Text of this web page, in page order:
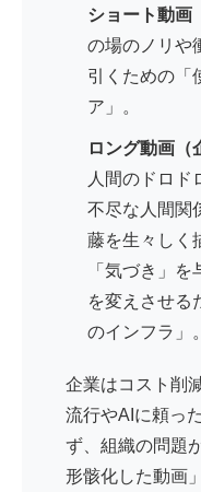
ショート動画
の場のノリや
引くための「
ア」。
ロング動画（
人間のドロド
不尽な人間関
藤を生々しく
「気づき」
を変えさせる
のインフラ」。
企業はコスト削
流行やAIに頼っ
ず、組織の問題
形骸化した動画